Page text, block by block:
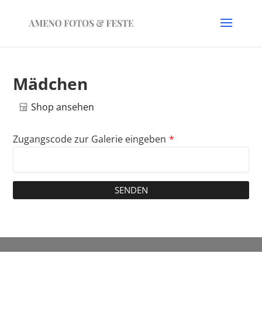
Mädchen
Shop ansehen
Zugangscode zur Galerie eingeben *
SENDEN